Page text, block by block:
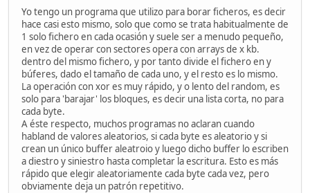
s2= s3
s3= random entre listasectores que no sea s1 ni s2 ni
bucle desde 0 a tamañosector -1
s1(byte) = s2(byte) xor s3(byte)
siguiente
s1 = s2
s2= s3
siguiente pasada
Yo tengo un programa que utilizo para borar ficheros, es decir
hace casi esto mismo, solo que como se trata habitualmente de
1 solo fichero en cada ocasión y suele ser a menudo pequeño,
en vez de operar con sectores opera con arrays de x kb.
dentro del mismo fichero, y por tanto divide el fichero en y
búferes, dado el tamaño de cada uno, y el resto es lo mismo.
La operación con xor es muy rápido, y o lento del random, es
solo para 'barajar' los bloques, es decir una lista corta, no para
cada byte.
A éste respecto, muchos programas no aclaran cuando
habland de valores aleatorios, si cada byte es aleatorio y si
crean un único buffer aleatroio y luego dicho buffer lo escriben
a diestro y siniestro hasta completar la escritura. Esto es más
rápido que elegir aleatoriamente cada byte cada vez, pero
obviamente deja un patrón repetitivo.